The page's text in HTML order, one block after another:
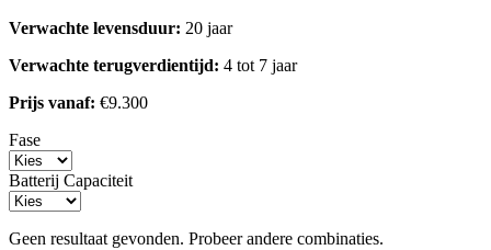
Verwachte levensduur: 20 jaar
Verwachte terugverdientijd: 4 tot 7 jaar
Prijs vanaf: €9.300
Fase
Batterij Capaciteit
Geen resultaat gevonden. Probeer andere combinaties.